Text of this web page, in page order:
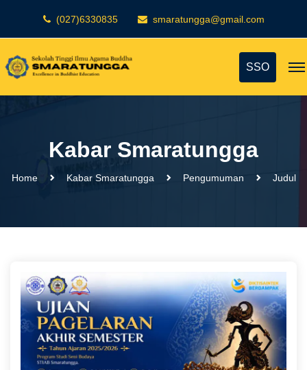
(027)6330835 smaratungga@gmail.com
SSO
Kabar Smaratungga
Home Kabar Smaratungga Pengumuman Judul